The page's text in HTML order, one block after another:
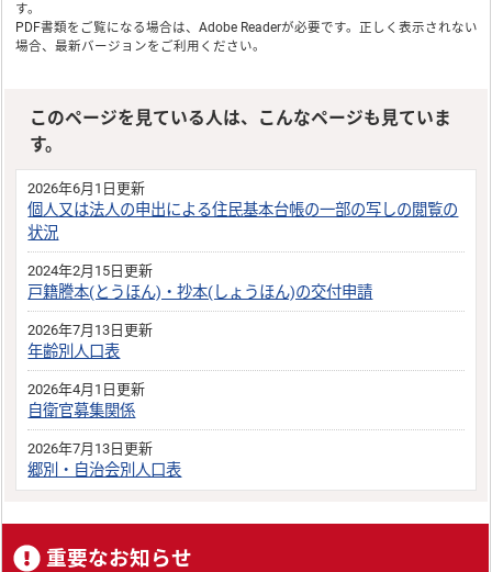
す。
PDF書類をご覧になる場合は、Adobe Readerが必要です。正しく表示されない
場合、最新バージョンをご利用ください。
このページを見ている人は、こんなページも見ていま
す。
2026年6月1日更新
個人又は法人の申出による住民基本台帳の一部の写しの閲覧の
状況
2024年2月15日更新
戸籍謄本(とうほん)・抄本(しょうほん)の交付申請
2026年7月13日更新
年齢別人口表
2026年4月1日更新
自衛官募集関係
2026年7月13日更新
郷別・自治会別人口表
重要なお知らせ